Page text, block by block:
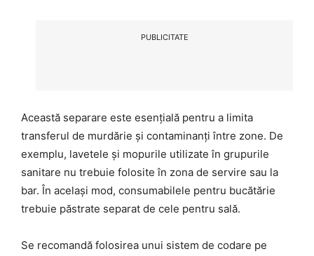
PUBLICITATE
Această separare este esențială pentru a limita
transferul de murdărie și contaminanți între zone. De
exemplu, lavetele și mopurile utilizate în grupurile
sanitare nu trebuie folosite în zona de servire sau la
bar. În același mod, consumabilele pentru bucătărie
trebuie păstrate separat de cele pentru sală.
Se recomandă folosirea unui sistem de codare pe